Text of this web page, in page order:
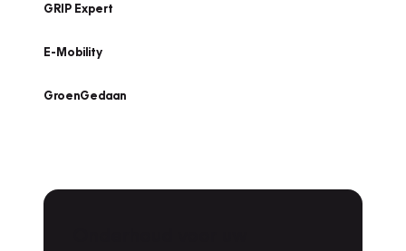
GRIP Expert
E-Mobility
GroenGedaan